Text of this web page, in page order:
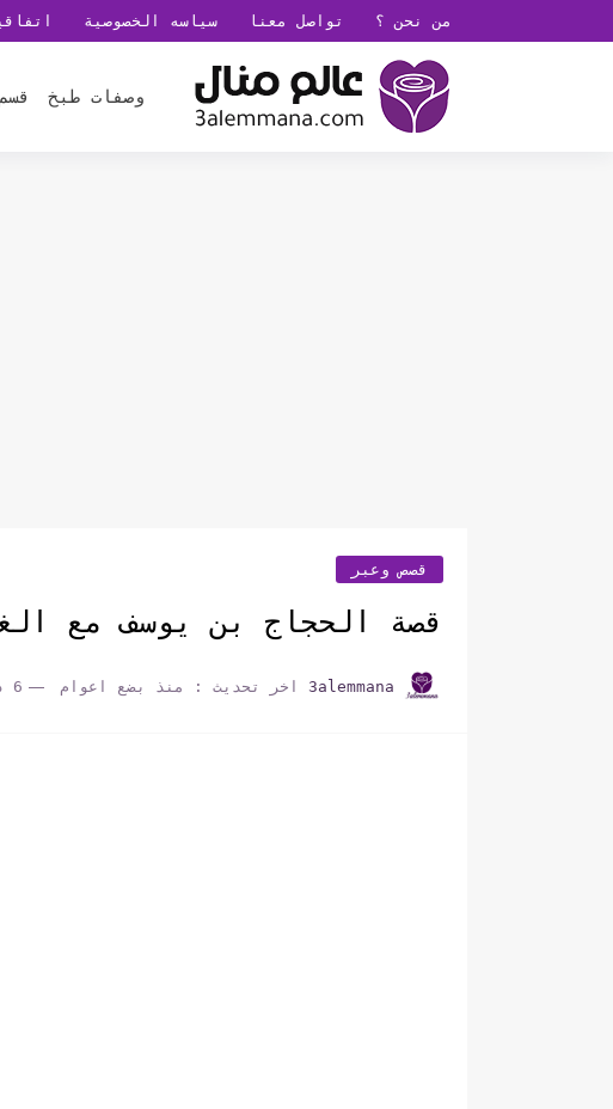
من نحن ؟ تواصل معنا سياسه الخصوصية
وصفات طبخ
قصص وعبر
قصة الحجاج بن يوسف مع
3alemmana اخر تحديث : منذ بضع اعوام 6 دقائق للقراءة